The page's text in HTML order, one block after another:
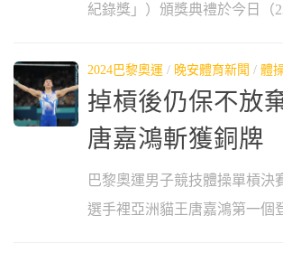
紀錄獎」）頒獎典禮於今日（
2024巴黎奧運 / 晚安體育新聞 / 體
掉槓後仍保不放
唐嘉鴻斬獲銅牌
巴黎奧運男子競技體操單槓決
選手裡亞洲貓王唐嘉鴻第一個